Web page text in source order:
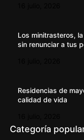
Los minitrasteros,
sin renunciar a tus
Residencias de
calidad de vida
Categoría